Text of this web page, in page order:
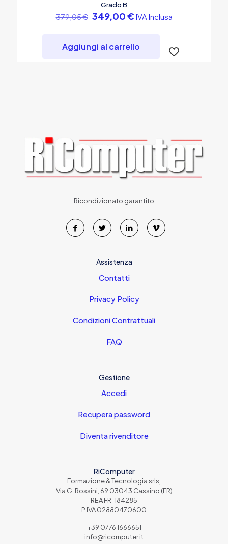
Grado B
379,05€ Il
prezzo
era:
379,05 €.
349,00€Il
è:
349,00 €.
IVA Inclusa
Aggiungi al carrello
Ricondizionato garantito
Assistenza
Contatti
Privacy Policy
Condizioni Contrattuali
FAQ
Gestione
Accedi
Recupera password
Diventa rivenditore
RiComputer
Formazione & Tecnologia srls,
Via G. Rossini, 69 03043 Cassino (FR)
REA FR-184285
P.IVA 02880470600
+39 0776 1666651
info@ricomputer.it